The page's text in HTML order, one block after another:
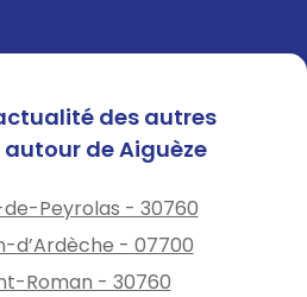
des autres
de Aiguèze
Peyrolas - 30760
d’Ardèche - 07700
Roman - 30760